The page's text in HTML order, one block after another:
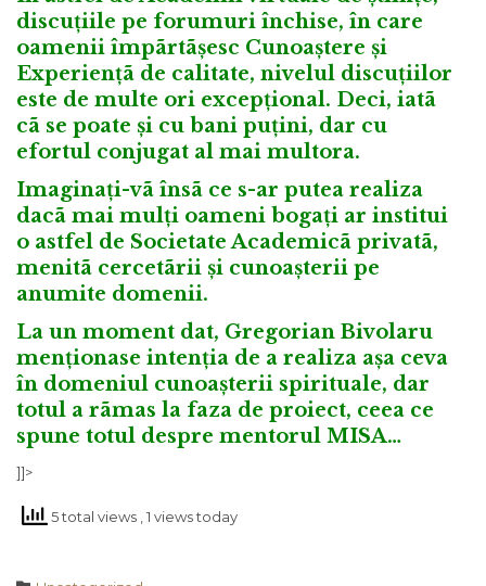
discuțiile pe forumuri închise, în care
oamenii împãrtãșesc Cunoaștere și
Experiențã de calitate, nivelul discuțiilor
este de multe ori excepțional. Deci, iatã
cã se poate și cu bani puțini, dar cu
efortul conjugat al mai multora.
Imaginați-vã însã ce s-ar putea realiza
dacã mai mulți oameni bogați ar institui
o astfel de Societate Academicã privatã,
menitã cercetãrii și cunoașterii pe
anumite domenii.
La un moment dat, Gregorian Bivolaru
menționase intenția de a realiza așa ceva
în domeniul cunoașterii spirituale, dar
totul a rãmas la faza de proiect, ceea ce
spune totul despre mentorul MISA…
]]>
5 total views , 1 views today